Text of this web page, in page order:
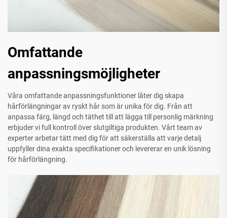
Omfattande
anpassningsmöjligheter
Våra omfattande anpassningsfunktioner låter dig skapa
hårförlängningar av ryskt hår som är unika för dig. Från att
anpassa färg, längd och täthet till att lägga till personlig märkning
erbjuder vi full kontroll över slutgiltiga produkten. Vårt team av
experter arbetar tätt med dig för att säkerställa att varje detalj
uppfyller dina exakta specifikationer och levererar en unik lösning
för hårförlängning.